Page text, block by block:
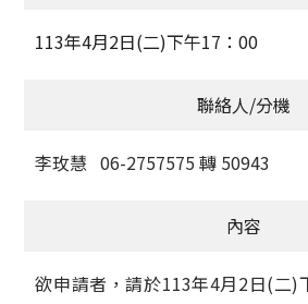
113年4月2日(二)下午17：00
聯絡人/分機
李玫慧 06-2757575 轉 50943
內容
欲申請者，請於113年4月2日(二)